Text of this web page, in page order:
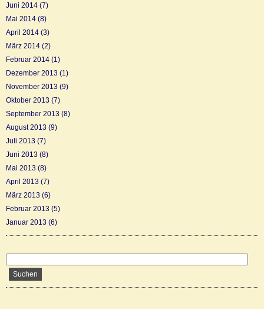
Juni 2014 (7)
Mai 2014 (8)
April 2014 (3)
März 2014 (2)
Februar 2014 (1)
Dezember 2013 (1)
November 2013 (9)
Oktober 2013 (7)
September 2013 (8)
August 2013 (9)
Juli 2013 (7)
Juni 2013 (8)
Mai 2013 (8)
April 2013 (7)
März 2013 (6)
Februar 2013 (5)
Januar 2013 (6)